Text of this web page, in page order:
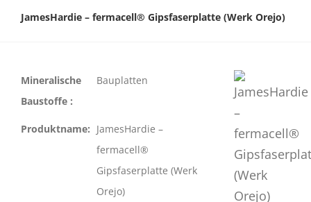
JamesHardie – fermacell® Gipsfaserplatte (Werk Orejo)
Mineralische
Baustoffe :
Bauplatten
Produktname: JamesHardie –
fermacell®
Gipsfaserplatte (Werk
Orejo)